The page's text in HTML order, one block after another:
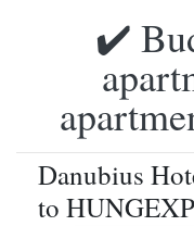
✔️
Danubius
to